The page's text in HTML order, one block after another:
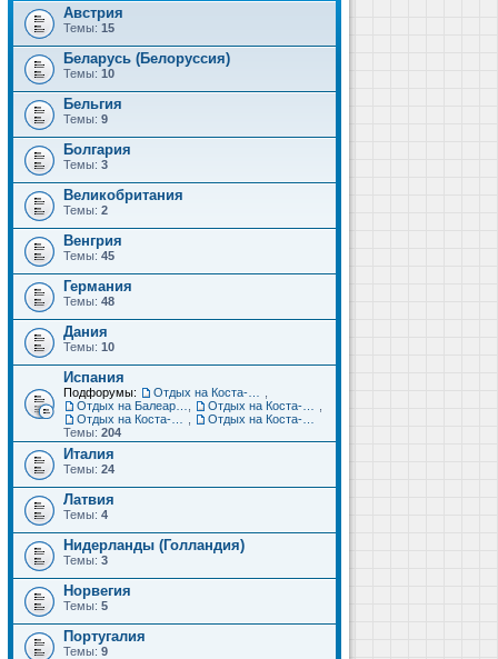
Австрия
Темы: 15
Беларусь (Белоруссия)
Темы: 10
Бельгия
Темы: 9
Болгария
Темы: 3
Великобритания
Темы: 2
Венгрия
Темы: 45
Германия
Темы: 48
Дания
Темы: 10
Испания
Подфорумы:
Темы: 204
Италия
Темы: 24
Латвия
Темы: 4
Нидерланды (Голландия)
Темы: 3
Норвегия
Темы: 5
Португалия
Темы: 9